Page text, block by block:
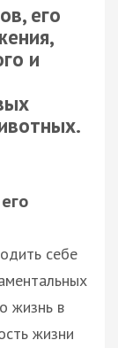
его
и
себе
жизнь в
жизни